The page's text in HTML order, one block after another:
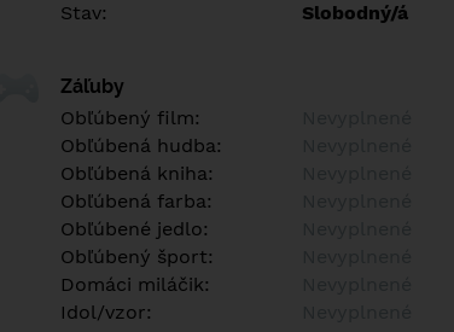
Stav:
Slobodný/á
Záľuby
Obľúbený film:
Obľúbená hudba:
Obľúbená kniha:
Obľúbená farba:
Obľúbené jedlo:
Obľúbený šport:
Domáci miláčik:
Idol/vzor: